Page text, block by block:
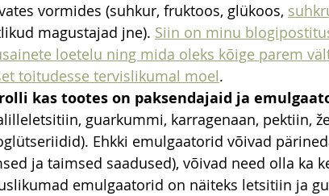
vormides (suhkur, fruktoos, glükoos,
magustajad jne). Siin on minu
loetelu ning mida oleks kõige parem
toitudesse tervislikumal moel.
kas tootes on paksendajaid ja
guarkummi, karragenaan, pektiin,
Ehkki emulgaatorid võivad
ja taimsed saadused), võivad need olla ka
emulgaatorid on näiteks letsitiin ja